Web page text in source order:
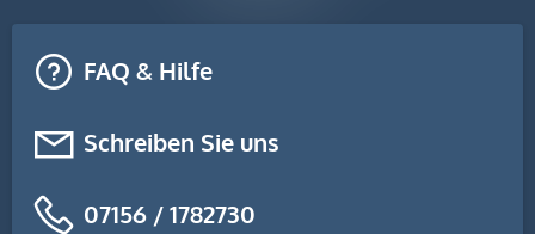
FAQ & Hilfe
Schreiben Sie uns
07156 / 1782730